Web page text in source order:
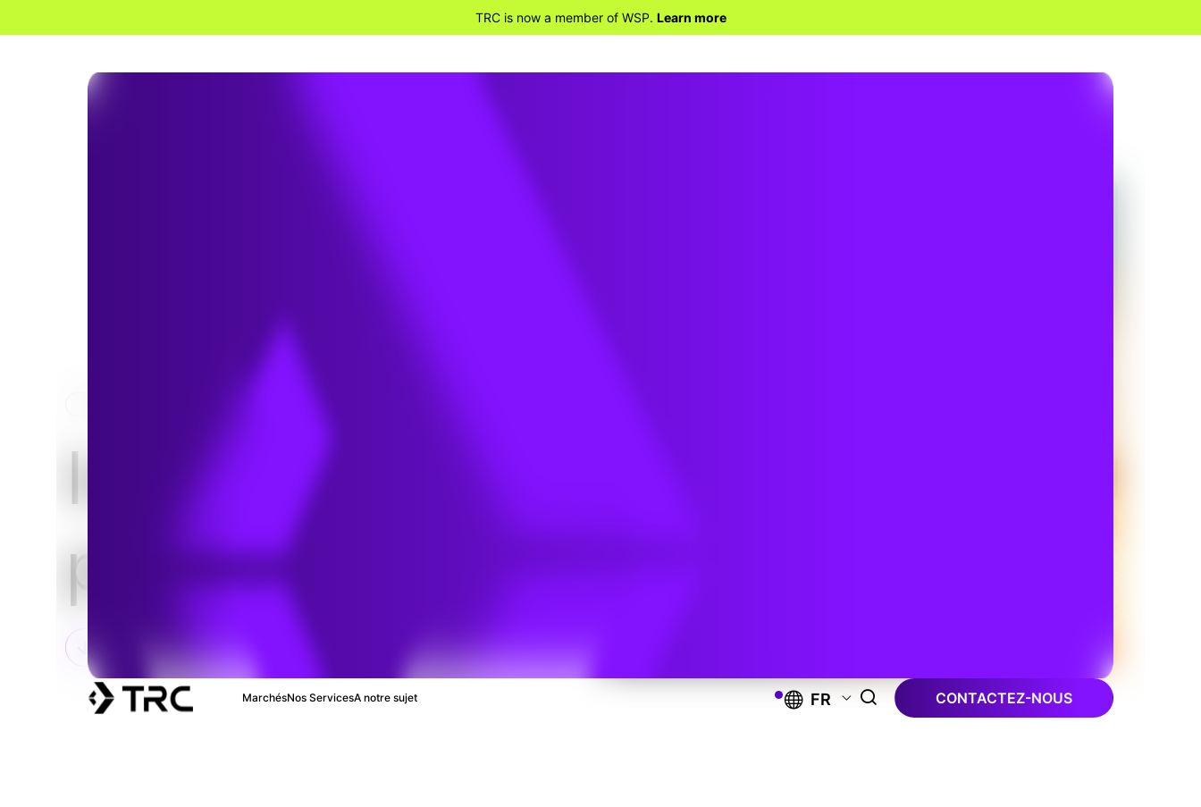
TRC is now a member of WSP. Learn more
MarchésNos ServicesA notre sujet FR CONTACTEZ-NOUS
Ingénierie du
propriétaire